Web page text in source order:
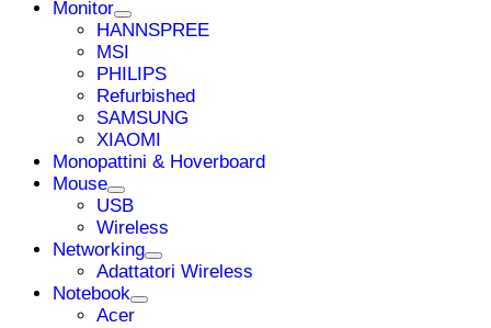
Monitor
HANNSPREE
MSI
PHILIPS
Refurbished
SAMSUNG
XIAOMI
Monopattini & Hoverboard
Mouse
USB
Wireless
Networking
Adattatori Wireless
Notebook
Acer